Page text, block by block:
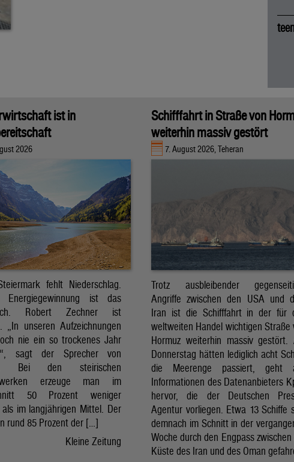
ist in
2026
fehlt Niederschlag.
ist das
Robert Zechner ist
„In unseren Aufzeichnungen
nie ein so trockenes Jahr
sagt der Sprecher von
Bei den steirischen
erzeuge man im
50 Prozent weniger
als im langjährigen Mittel. Der
rund 85 Prozent der […]
Kleine Zeitung
Schifffahrt in Straße von
weiterhin massiv gestört
7. August 2026, Teheran
Trotz ausbleibender
Angriffe zwischen den USA und
Iran ist die Schifffahrt in der für
weltweiten Handel wichtigen Straße
Hormuz weiterhin massiv gestört.
Donnerstag hätten lediglich acht
die Meerenge passiert, geht
Informationen des Datenanbieters
hervor, die der Deutschen
Agentur vorliegen. Etwa 13 Schiffe
demnach im Schnitt in der
Woche durch den Engpass
Küste des Iran und des Oman